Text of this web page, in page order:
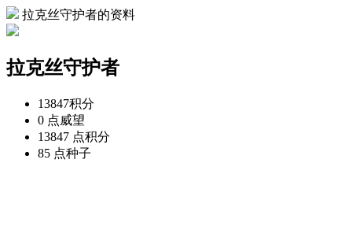
拉克丝守护者的资料
拉克丝守护者
13847积分
0 点威望
13847 点积分
85 点种子